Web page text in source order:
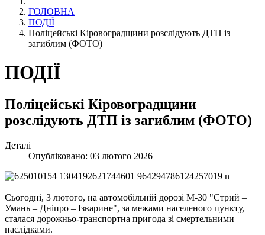
ГОЛОВНА
ПОДІЇ
Поліцейські Кіровоградщини розслідують ДТП із
загиблим (ФОТО)
ПОДІЇ
Поліцейські Кіровоградщини
розслідують ДТП із загиблим (ФОТО)
Деталі
Опубліковано: 03 лютого 2026
Сьогодні, 3 лютого, на автомобільній дорозі М-30 "Стрий –
Умань – Дніпро – Ізварине", за межами населеного пункту,
сталася дорожньо-транспортна пригода зі смертельними
наслідками.